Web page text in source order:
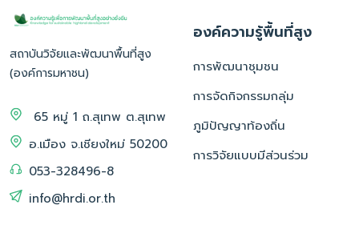
สถาบันวิจัยและพัฒนาพื้นที่สูง
(องค์การมหาชน)
65 หมู่ 1 ถ.สุเทพ ต.สุเทพ
อ.เมือง จ.เชียงใหม่ 50200
053-328496-8
info@hrdi.or.th
องค์ความรู้พื้นที่สูง
การพัฒนาชุมชน
การจัดกิจกรรมกลุ่ม
ภูมิปัญญาท้องถิ่น
การวิจัยแบบมีส่วนร่วม